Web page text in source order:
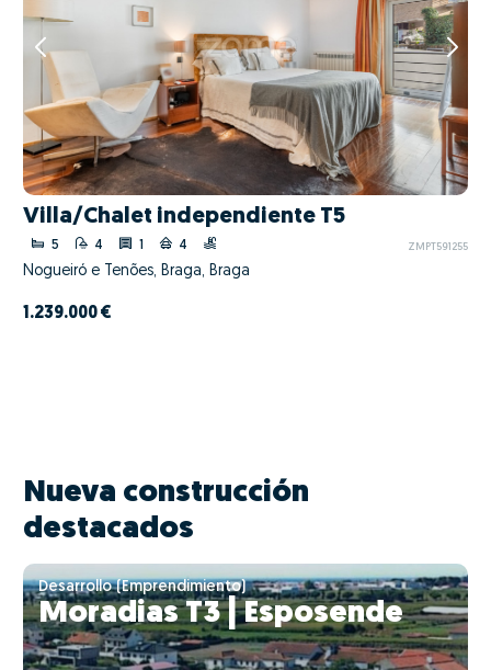
Villa/Chalet independiente T5
5 4 4 ZMPT591255
Nogueiró e Tenões, Braga, Braga
1.239.000 €
Nueva construcción
destacados
Desarrollo (Emprendimiento)
Moradias T3 | Esposende